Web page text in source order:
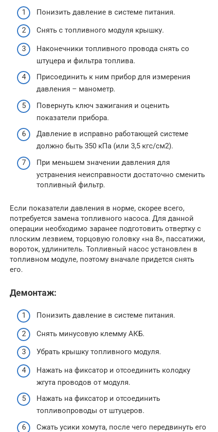
Понизить давление в системе питания.
Снять с топливного модуля крышку.
Наконечники топливного провода снять со
штуцера и фильтра топлива.
Присоединить к ним прибор для измерения
давления – манометр.
Повернуть ключ зажигания и оценить
показатели прибора.
Давление в исправно работающей системе
должно быть 350 кПа (или 3,5 кгс/см2).
При меньшем значении давления для
устранения неисправности достаточно сменить
топливный фильтр.
Если показатели давления в норме, скорее всего,
потребуется замена топливного насоса. Для данной
операции необходимо заранее подготовить отвертку с
плоским лезвием, торцовую головку «на 8», пассатижи,
вороток, удлинитель. Топливный насос установлен в
топливном модуле, поэтому вначале придется снять
его.
Демонтаж:
Понизить давление в системе питания.
Снять минусовую клемму АКБ.
Убрать крышку топливного модуля.
Нажать на фиксатор и отсоединить колодку
жгута проводов от модуля.
Нажать на фиксатор и отсоединить
топливопроводы от штуцеров.
Сжать усики хомута, после чего передвинуть его